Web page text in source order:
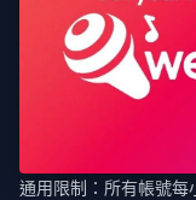
通用限制：所有帳號